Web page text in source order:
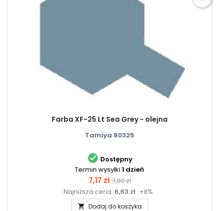
Farba XF-25 Lt Sea Grey - olejna
Tamiya 80325
 Dostępny
Termin wysyłki 1 dzień
Cena
7,17 zł Cena
podstawowa
7,80 zł
Najniższa cena: 6,63 zł +8%
 Dodaj do koszyka